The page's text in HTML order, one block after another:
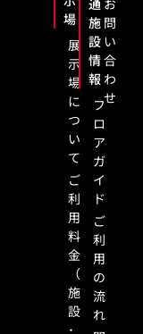
場
展
示
場
に
つ
い
て
ご
利
用
料
金
（
施
設
･
通
施
設
情
報
フ
ロ
ア
ガ
イ
ド
ご
利
用
の
流
れ
お
問
い
合
わ
せ